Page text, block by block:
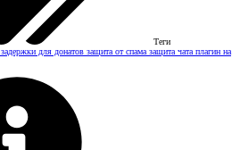
Теги
задержки для донатов защита от спама защита чата плагин на